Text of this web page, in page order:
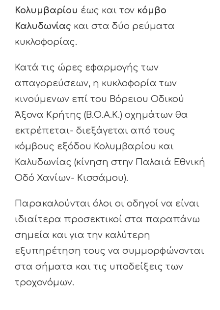
Κολυμβαρίου έως και τον κόμβο
Καλυδωνίας και στα δύο ρεύματα
κυκλοφορίας.
Κατά τις ώρες εφαρμογής των
απαγορεύσεων, η κυκλοφορία των
κινούμενων επί του Βόρειου Οδικού
Άξονα Κρήτης (Β.Ο.Α.Κ.) οχημάτων θα
εκτρέπεται- διεξάγεται από τους
κόμβους εξόδου Κολυμβαρίου και
Καλυδωνίας (κίνηση στην Παλαιά Εθνική
Οδό Χανίων- Κισσάμου).
Παρακαλούνται όλοι οι οδηγοί να είναι
ιδιαίτερα προσεκτικοί στα παραπάνω
σημεία και για την καλύτερη
εξυπηρέτηση τους να συμμορφώνονται
στα σήματα και τις υποδείξεις των
τροχονόμων.